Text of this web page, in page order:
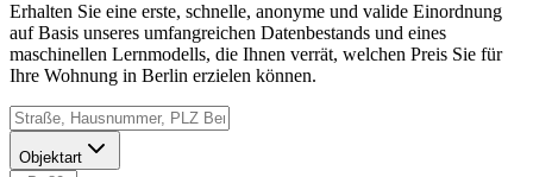
Erhalten Sie eine erste, schnelle, anonyme und valide Einordnung
auf Basis unseres umfangreichen Datenbestands und eines
maschinellen Lernmodells, die Ihnen verrät, welchen Preis Sie für
Ihre Wohnung in Berlin erzielen können.
Objektart